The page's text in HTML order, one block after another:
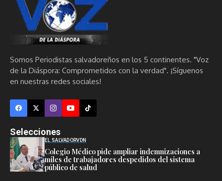
Somos Periodistas salvadoreños en los 5 continentes. "Voz
de la Diáspora: Comprometidos con la verdad". ¡Síguenos
en nuestras redes sociales!
Selecciones
EL SALVADORVDN
Colegio Médico pide ampliar indemnizaciones a
miles de trabajadores despedidos del sistema
público de salud